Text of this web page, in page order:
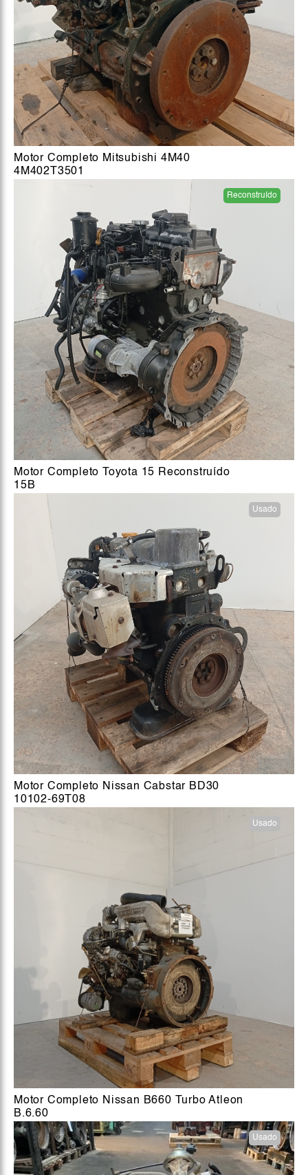
Motor Completo Mitsubishi 4M40
4M402T3501
Reconstruído
Motor Completo Toyota 15 Reconstruído
15B
Usado
Motor Completo Nissan Cabstar BD30
10102-69T08
Usado
Motor Completo Nissan B660 Turbo Atleon
B.6.60
Usado